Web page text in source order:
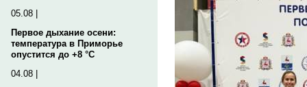
05.08 |
Первое дыхание осени:
температура в Приморье
опустится до +8 °C
04.08 |